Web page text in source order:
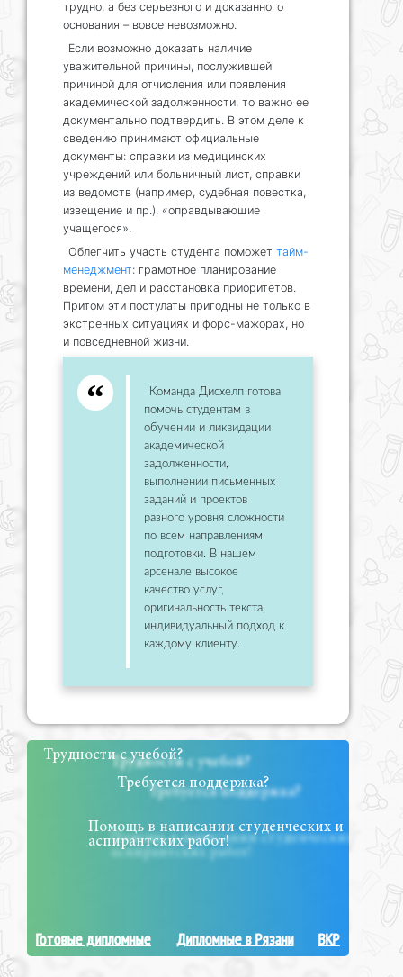
трудно, а без серьезного и доказанного
основания – вовсе невозможно.
Если возможно доказать наличие
уважительной причины, послужившей
причиной для отчисления или появления
академической задолженности, то важно ее
документально подтвердить. В этом деле к
сведению принимают официальные
документы: справки из медицинских
учреждений или больничный лист, справки
из ведомств (например, судебная повестка,
извещение и пр.), «оправдывающие
учащегося».
Облегчить участь студента поможет тайм-
менеджмент: грамотное планирование
времени, дел и расстановка приоритетов.
Притом эти постулаты пригодны не только в
экстренных ситуациях и форс-мажорах, но
и повседневной жизни.
Команда Дисхелп готова
помочь студентам в
обучении и ликвидации
академической
задолженности,
выполнении письменных
заданий и проектов
разного уровня сложности
по всем направлениям
подготовки. В нашем
арсенале высокое
качество услуг,
оригинальность текста,
индивидуальный подход к
каждому клиенту.
Трудности с учебой?
Требуется поддержка?
Помощь в написании студенческих и
аспирантских работ!
Готовые дипломные Дипломные в Рязани ВКР